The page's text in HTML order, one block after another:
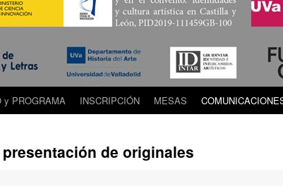
y PROGRAMA INSCRIPCIÓN MESAS
de originales